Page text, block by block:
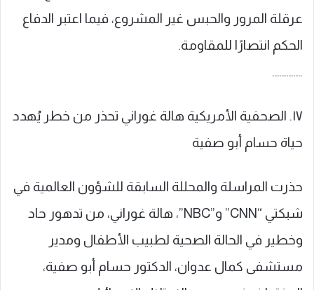
عرقلة المرور والحبس غير المشروع، فيما اعتبر الدفاع
الحكم انتصارًا للمقاومة.
………….
١٧. الصحفية الأمريكية هالة غوراني تحذر من خطر يُهدد
حياة حسام أبو صفية
حذرت المراسلة والمحللة السابقة للشؤون العالمية في
شبكتي “CNN” و”NBC”، هالة غوراني، من تدهور حاد
وخطير في الحالة الصحية لطبيب الأطفال ومدير
مستشفى كمال عدوان، الدكتور حسام أبو صفية،